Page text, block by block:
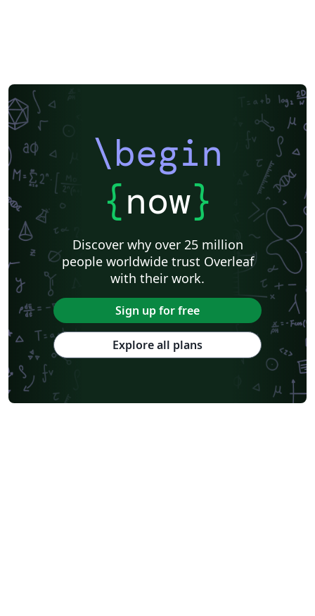
\begin
{now}
Discover why over 25 million
people worldwide trust Overleaf
with their work.
Sign up for free
Explore all plans